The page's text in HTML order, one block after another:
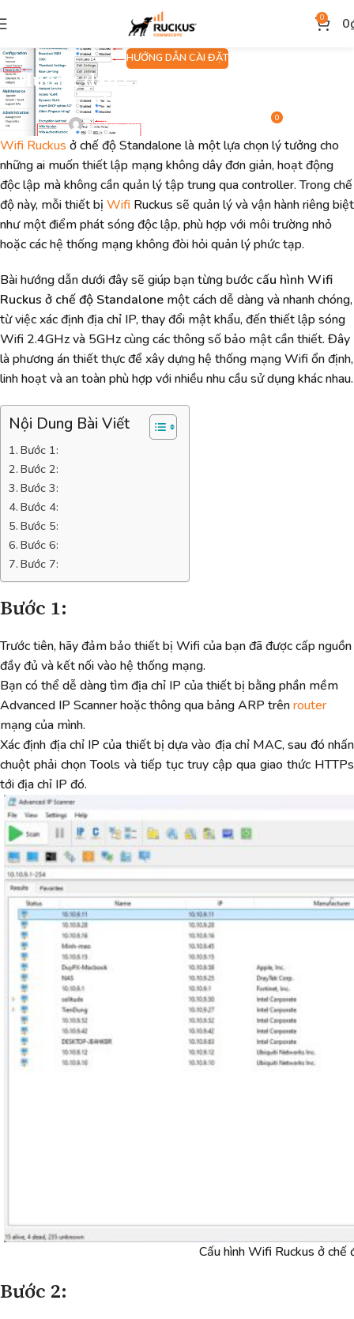
0 0
HƯỚNG DẪN CÀI ĐẶT
Hướng dẫn cấu hình Wifi Ruckus ở
chế độ Standalone
Ruckus Việt Nam 0
Wifi Ruckus ở chế độ Standalone là một lựa chọn lý tưởng cho
những ai muốn thiết lập mạng không dây đơn giản, hoạt động
độc lập mà không cần quản lý tập trung qua controller. Trong chế
độ này, mỗi thiết bị Wifi Ruckus sẽ quản lý và vận hành riêng biệt
như một điểm phát sóng độc lập, phù hợp với môi trường nhỏ
hoặc các hệ thống mạng không đòi hỏi quản lý phức tạp.
Bài hướng dẫn dưới đây sẽ giúp bạn từng bước cấu hình Wifi
Ruckus ở chế độ Standalone một cách dễ dàng và nhanh chóng,
từ việc xác định địa chỉ IP, thay đổi mật khẩu, đến thiết lập sóng
Wifi 2.4GHz và 5GHz cùng các thông số bảo mật cần thiết. Đây
là phương án thiết thực để xây dựng hệ thống mạng Wifi ổn định,
linh hoạt và an toàn phù hợp với nhiều nhu cầu sử dụng khác nhau.
Nội Dung Bài Viết
Bước 1:
Bước 2:
Bước 3:
Bước 4:
Bước 5:
Bước 6:
Bước 7:
Bước 1:
Trước tiên, hãy đảm bảo thiết bị Wifi của bạn đã được cấp nguồn
đầy đủ và kết nối vào hệ thống mạng.
Bạn có thể dễ dàng tìm địa chỉ IP của thiết bị bằng phần mềm
Advanced IP Scanner hoặc thông qua bảng ARP trênrouter
mạng của mình.
Xác định địa chỉ IP của thiết bị dựa vào địa chỉ MAC, sau đó nhấn
chuột phải chọn Tools và tiếp tục truy cập qua giao thức HTTPs
tới địa chỉ IP đó.
Cấu hình Wifi Ruckus ở chế
Bước 2: